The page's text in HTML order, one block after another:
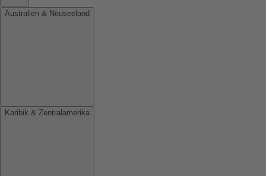
Australien & Neuseeland
Karibik & Zentralamerika